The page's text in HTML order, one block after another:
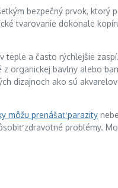
bezpečný prvok, ktorý
tvarovanie dokonale
a často rýchlejšie
organickej bavlny alebo
dizajnoch ako sú
môžu prenášať parazity
zdravotné problémy.